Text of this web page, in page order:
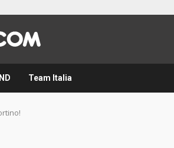
Team Italia